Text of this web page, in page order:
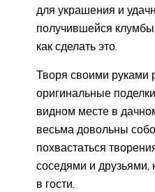
для украшения и
получившейся
как сделать это.
Творя своими руками
оригинальные
видном месте в
весьма довольны
похвастаться
соседями и друзьями,
в гости.